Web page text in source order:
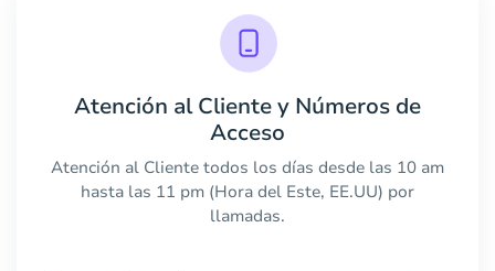
Atención al Cliente y Números de
Acceso
Atención al Cliente todos los días desde las 10 am
hasta las 11 pm (Hora del Este, EE.UU) por
llamadas.